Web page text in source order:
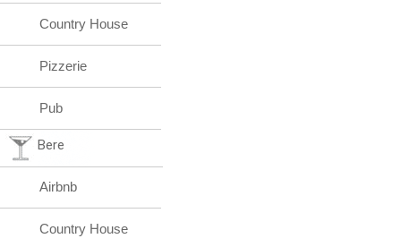
Country House
Pizzerie
Pub
Bere
Airbnb
Country House